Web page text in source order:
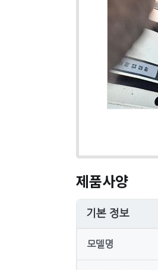
제품사양
기본 정보
모델명